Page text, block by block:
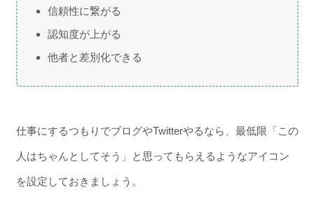
信頼性に繋がる
認知度が上がる
他者と差別化できる
仕事にするつもりでブログやTwitterやるなら、最低限「この
人はちゃんとしてそう」と思ってもらえるようなアイコン
を設定しておきましょう。